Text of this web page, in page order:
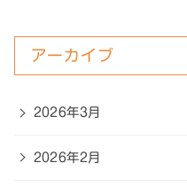
アーカイブ
2026年3月
2026年2月